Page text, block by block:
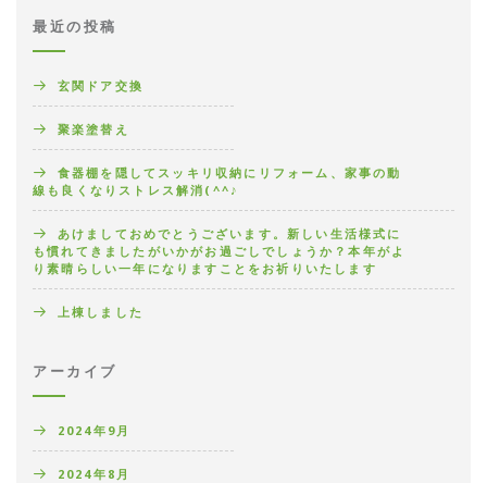
最近の投稿
玄関ドア交換
聚楽塗替え
食器棚を隠してスッキリ収納にリフォーム、家事の動
線も良くなりストレス解消(^^♪
あけましておめでとうございます。新しい生活様式に
も慣れてきましたがいかがお過ごしでしょうか？本年がよ
り素晴らしい一年になりますことをお祈りいたします
上棟しました
アーカイブ
2024年9月
2024年8月